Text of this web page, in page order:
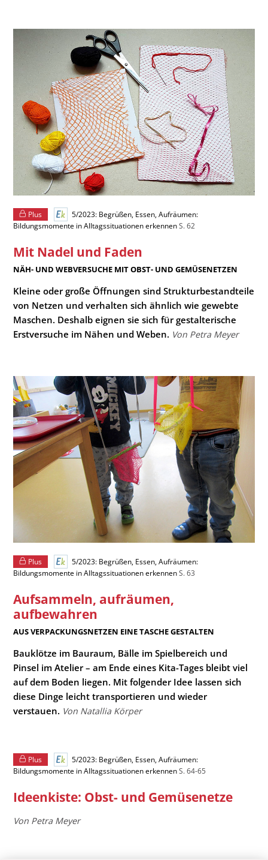
Plus
5/2023: Begrüßen, Essen, Aufräumen:
Bildungsmomente in Alltagssituationen erkennenS. 62
Mit Nadel und Faden
:
NÄH- UND WEBVERSUCHE MIT OBST- UND GEMÜSENETZEN
Kleine oder große Öffnungen sind Strukturbestandteile
von Netzen und verhalten sich ähnlich wie gewebte
Maschen. Deshalb eignen sie sich für gestalterische
Erstversuche im Nähen und Weben. Von Petra Meyer
Plus
5/2023: Begrüßen, Essen, Aufräumen:
Bildungsmomente in Alltagssituationen erkennenS. 63
Aufsammeln, aufräumen,
aufbewahren
:
AUS VERPACKUNGSNETZEN EINE TASCHE GESTALTEN
Bauklötze im Bauraum, Bälle im Spielbereich und
Pinsel im Atelier – am Ende eines Kita-Tages bleibt viel
auf dem Boden liegen. Mit folgender Idee lassen sich
diese Dinge leicht transportieren und wieder
verstauen. Von Natallia Körper
Plus
5/2023: Begrüßen, Essen, Aufräumen:
Bildungsmomente in Alltagssituationen erkennenS. 64-65
Ideenkiste: Obst- und Gemüsenetze
Von Petra Meyer